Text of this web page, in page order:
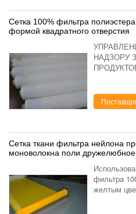
Сетка 100% фильтра
формой квадратного отверстия
НАДЗОРУ
имя
Сетка ткани фильтра нейлона
моноволокна поли дружелюбное
фильтра
желтым